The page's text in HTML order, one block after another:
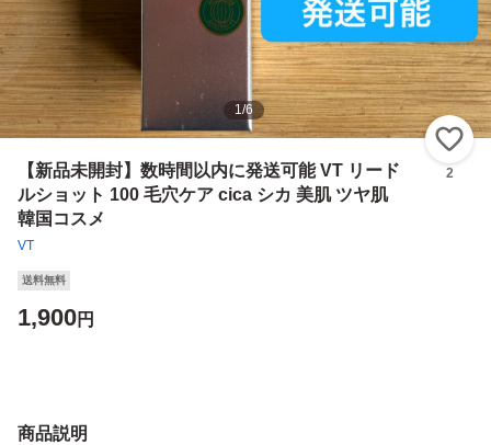
1/6
【新品未開封】数時間以内に発送可能 VT リード
ルショット 100 毛穴ケア cica シカ 美肌 ツヤ肌
韓国コスメ
VT
2
送料無料
1,900円
商品説明